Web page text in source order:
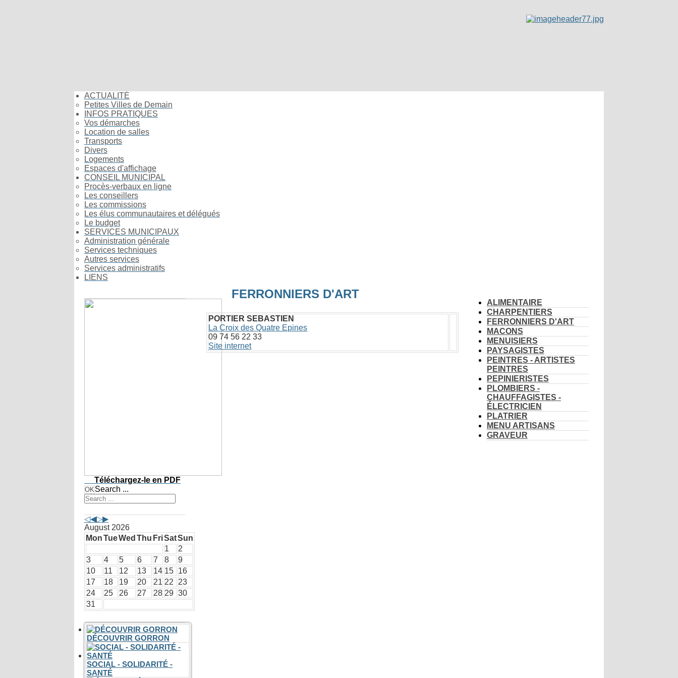
ACTUALITÉ
Petites Villes de Demain
INFOS PRATIQUES
Vos démarches
Location de salles
Transports
Divers
Logements
Espaces d'affichage
CONSEIL MUNICIPAL
Procès-verbaux en ligne
Les conseillers
Les commissions
Les élus communautaires et délégués
Le budget
SERVICES MUNICIPAUX
Administration générale
Services techniques
Autres services
Services administratifs
LIENS
Téléchargez-le en PDF
OKSearch ...
August 2026
MonTueWed Thu FriSatSun
1
2
3
4 5 6 7 8
9
10
11 12 13 14 15 16
17
18 19 20 21 22
23
24
25 26 27 28 29 30
31
DÉCOUVRIR GORRON
SOCIAL - SOLIDARITÉ -
SANTÉ
FERRONNIERS D'ART
PORTIER SEBASTIEN
La Croix des Quatre Epines
09 74 56 22 33
Site internet
ALIMENTAIRE
CHARPENTIERS
FERRONNIERS D'ART
MACONS
MENUISIERS
PAYSAGISTES
PEINTRES - ARTISTES
PEINTRES
PEPINIERISTES
PLOMBIERS -
CHAUFFAGISTES -
ÉLECTRICIEN
PLATRIER
MENU ARTISANS
GRAVEUR